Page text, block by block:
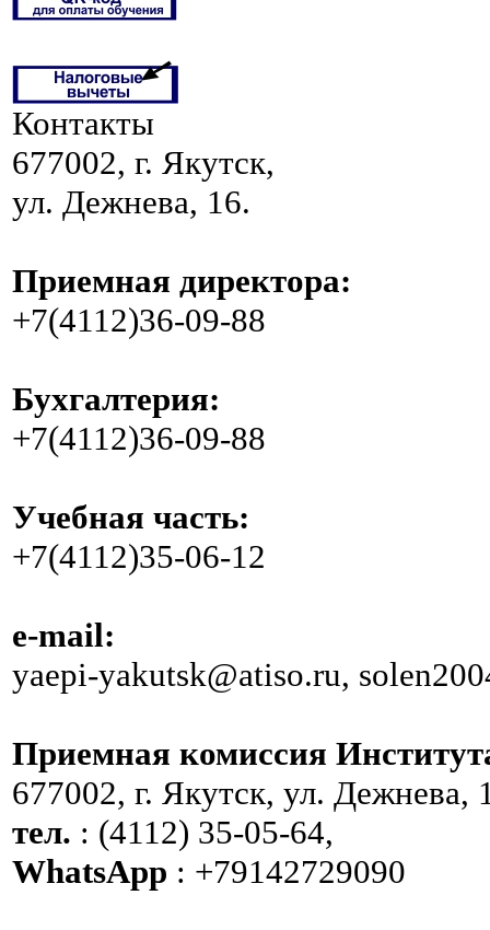
Контакты
677002, г. Якутск,
ул. Дежнева, 16.
Приемная директора:
+7(4112)36-09-88
Бухгалтерия:
+7(4112)36-09-88
Учебная часть:
+7(4112)35-06-12
e-mail:
yaepi-yakutsk@atiso.ru,
Приемная комиссия
677002, г. Якутск, ул. Дежнева,
тел. : (4112) 35-05-64,
WhatsApp : +79142729090